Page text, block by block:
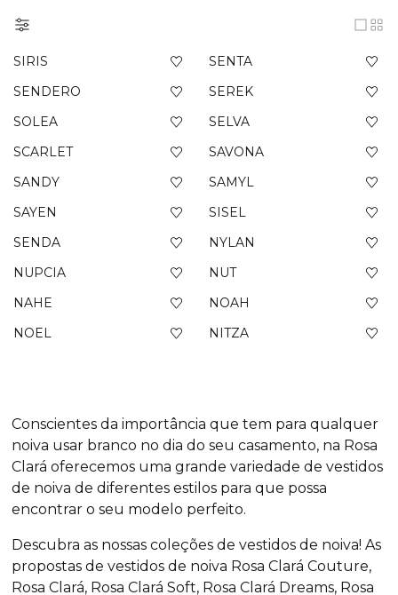
SIRIS
SENTA
SENDERO
SEREK
SOLEA
SELVA
SCARLET
SAVONA
SANDY
SAMYL
SAYEN
SISEL
SENDA
NYLAN
NUPCIA
NUT
NAHE
NOAH
NOEL
NITZA
Conscientes da importância que tem para qualquer
noiva usar branco no dia do seu casamento, na Rosa
Clará oferecemos uma grande variedade de vestidos
de noiva de diferentes estilos para que possa
encontrar o seu modelo perfeito.
Descubra as nossas coleções de vestidos de noiva! As
propostas de vestidos de noiva Rosa Clará Couture,
Rosa Clará, Rosa Clará Soft, Rosa Clará Dreams, Rosa